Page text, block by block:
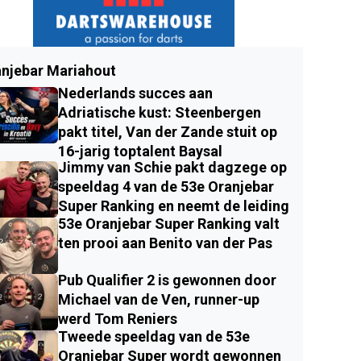
Mariahout
Nederlands succes aan
Adriatische kust: Steenbergen
pakt titel, Van der Zande stuit op
16-jarig toptalent Baysal
Jimmy van Schie pakt dagzege op
speeldag 4 van de 53e Oranjebar
Super Ranking en neemt de leiding
53e Oranjebar Super Ranking valt
ten prooi aan Benito van der Pas
Pub Qualifier 2 is gewonnen door
Michael van de Ven, runner-up
werd Tom Reniers
Tweede speeldag van de 53e
Oranjebar Super wordt gewonnen